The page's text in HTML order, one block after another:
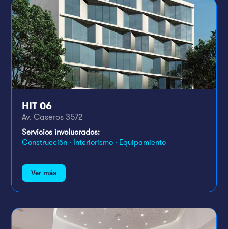
HIT 06
Av. Caseros 3572
Servicios involucrados:
Construcción · Interiorismo · Equipamiento
Ver más